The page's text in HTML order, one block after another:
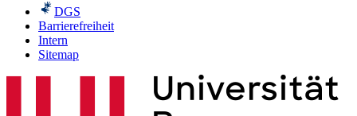
DGS
Barrierefreiheit
Intern
Sitemap